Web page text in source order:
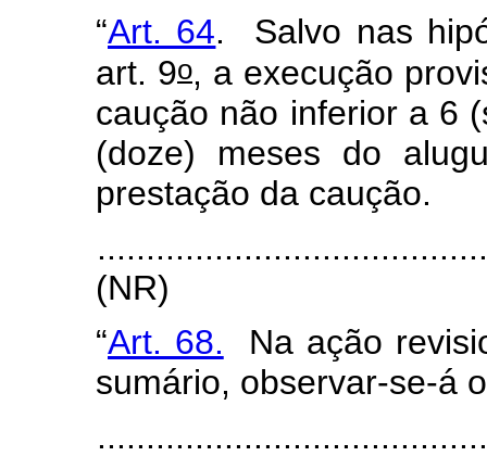
“Art. 64. Salvo nas
art. 9o, a execução
caução não inferior a 6
(doze) meses do
prestação da caução.
(NR)
“Art. 68. Na ação
sumário, observar-se-á